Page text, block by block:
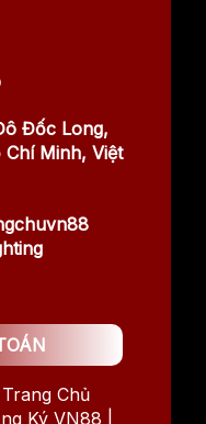
Đốc Long,
Minh, Việt
Chủ
Ký VN88 |